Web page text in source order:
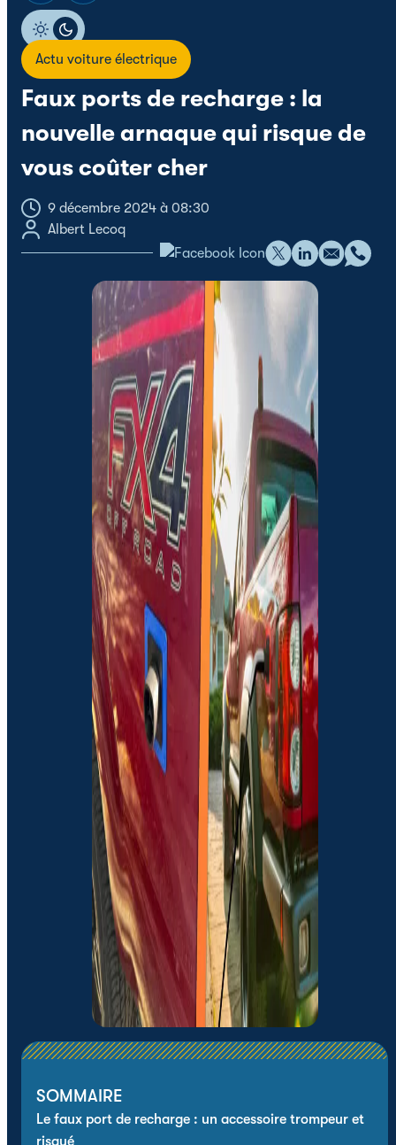
Actu voiture électrique
Faux ports de recharge : la
nouvelle arnaque qui risque de
vous coûter cher
9 décembre 2024 à 08:30
Albert Lecoq
SOMMAIRE
Le faux port de recharge : un accessoire trompeur et
risqué